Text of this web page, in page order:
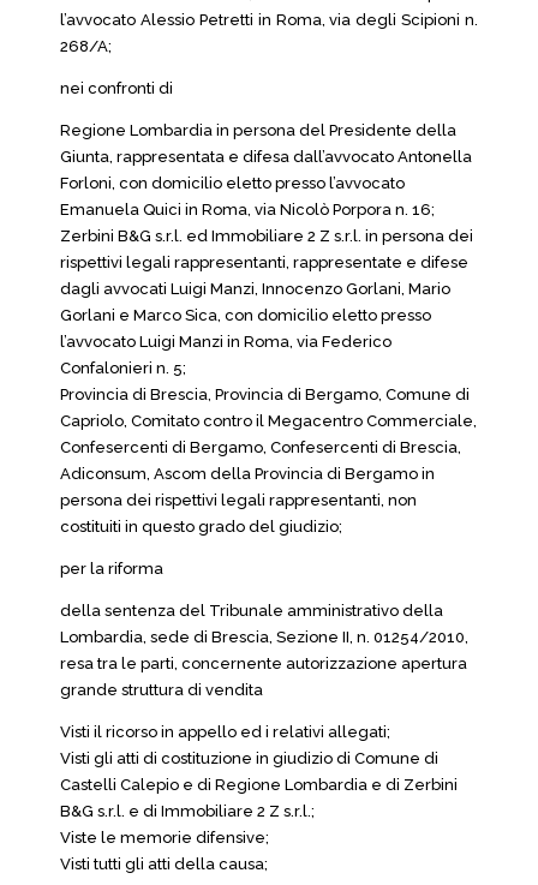
l’avvocato Alessio Petretti in Roma, via degli Scipioni n.
268/A;
nei confronti di
Regione Lombardia in persona del Presidente della
Giunta, rappresentata e difesa dall’avvocato Antonella
Forloni, con domicilio eletto presso l’avvocato
Emanuela Quici in Roma, via Nicolò Porpora n. 16;
Zerbini B&G s.r.l. ed Immobiliare 2 Z s.r.l. in persona dei
rispettivi legali rappresentanti, rappresentate e difese
dagli avvocati Luigi Manzi, Innocenzo Gorlani, Mario
Gorlani e Marco Sica, con domicilio eletto presso
l’avvocato Luigi Manzi in Roma, via Federico
Confalonieri n. 5;
Provincia di Brescia, Provincia di Bergamo, Comune di
Capriolo, Comitato contro il Megacentro Commerciale,
Confesercenti di Bergamo, Confesercenti di Brescia,
Adiconsum, Ascom della Provincia di Bergamo in
persona dei rispettivi legali rappresentanti, non
costituiti in questo grado del giudizio;
per la riforma
della sentenza del Tribunale amministrativo della
Lombardia, sede di Brescia, Sezione II, n. 01254/2010,
resa tra le parti, concernente autorizzazione apertura
grande struttura di vendita
Visti il ricorso in appello ed i relativi allegati;
Visti gli atti di costituzione in giudizio di Comune di
Castelli Calepio e di Regione Lombardia e di Zerbini
B&G s.r.l. e di Immobiliare 2 Z s.r.l.;
Viste le memorie difensive;
Visti tutti gli atti della causa;